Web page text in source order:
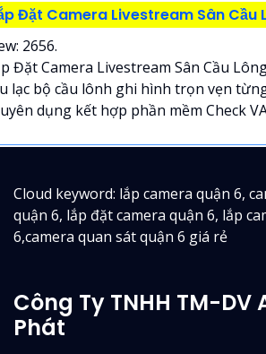
Đặt Camera Livestream Sân Cầu
2656.
Đặt Camera Livestream Sân Cầu
lạc bộ cầu lônh ghi hình trọn vẹn
dụng kết hợp phần mềm Check
Cloud keyword: lắp camera quận 6,
quận 6, lắp đặt camera quận 6, lắp
6,camera quan sát quận 6 giá rẻ
Công Ty TNHH TM-DV
Phát